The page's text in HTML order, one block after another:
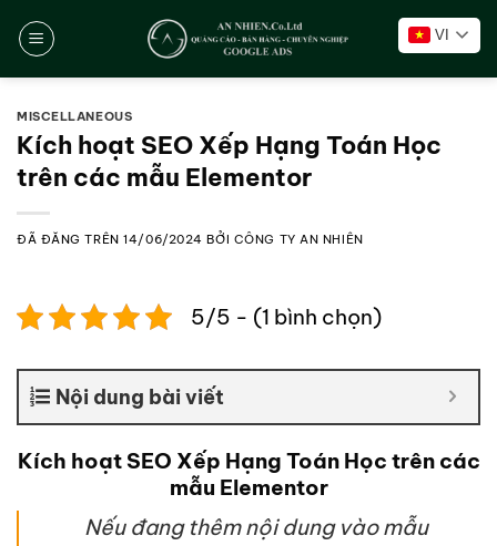
đến
VI
MISCELLANEOUS
Kích hoạt SEO Xếp Hạng Toán Học
trên các mẫu Elementor
ĐÃ ĐĂNG TRÊN14/06/2024 BỞI CÔNG TY AN NHIÊN
5/5 - (1 bình chọn)
Nội dung bài viết
Kích hoạt SEO Xếp Hạng Toán Học trên các
mẫu Elementor
Nếu đang thêm nội dung vào mẫu